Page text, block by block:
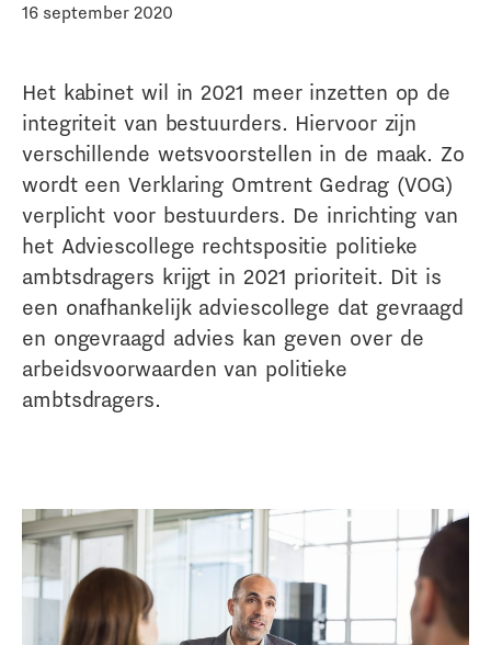
16 september 2020
Het kabinet wil in 2021 meer inzetten op de
integriteit van bestuurders. Hiervoor zijn
verschillende wetsvoorstellen in de maak. Zo
wordt een Verklaring Omtrent Gedrag (VOG)
verplicht voor bestuurders. De inrichting van
het Adviescollege rechtspositie politieke
ambtsdragers krijgt in 2021 prioriteit. Dit is
een onafhankelijk adviescollege dat gevraagd
en ongevraagd advies kan geven over de
arbeidsvoorwaarden van politieke
ambtsdragers.